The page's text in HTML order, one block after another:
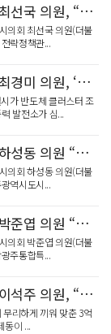
전남광주통합특별시의회 최선국 의원, “전남·광주 균형성장, 균형발전 기본조례로 제도화해야”
의회 최선국 의원(더불
략정책관...
전남광주통합특별시의회 최경미 의원, ‘전기 생산, 국방 저하 대비해야’
가 반도체 클러스터 조
발전소가 심...
전남광주통합특별시의회 하성동 의원 “영락공원 화장료·예약 차별, 통합과 함께 해소해야”
의회 하성동 의원(더불
역시도시...
전남광주통합특별시의회 박준엽 의원 “전남ㆍ광주 교육수당 통합, ‘하향 평준화’ 절대 안돼”
의회 박준엽 의원(더불
주통합특...
전남광주통합특별시의회 이석주 의원, “3억 ‘AI 마스터플랜’ 원점 재검토해야!”
리하게 끼워 맞춘 3억
동이 ...